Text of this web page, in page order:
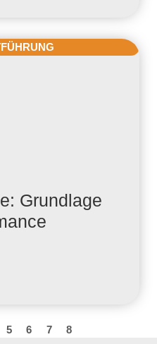
Grundlage
5 6 7 8